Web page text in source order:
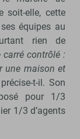
soit-elle, cette
équipes au
rien de
contrôlé :
une maison et
t-il. Son
pour 1/3
1/3 d’agents